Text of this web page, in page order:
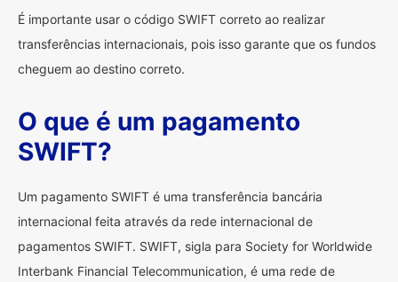
É importante usar o código SWIFT correto ao realizar
transferências internacionais, pois isso garante que os fundos
cheguem ao destino correto.
O que é um pagamento
SWIFT?
Um pagamento SWIFT é uma transferência bancária
internacional feita através da rede internacional de
pagamentos SWIFT. SWIFT, sigla para Society for Worldwide
Interbank Financial Telecommunication, é uma rede de